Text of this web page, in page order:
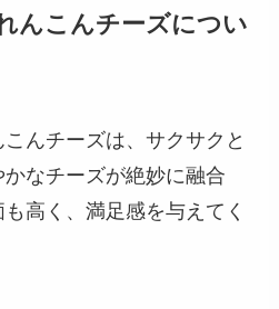
んこんチーズについ
んチーズは、サクサクと
なチーズが絶妙に融合
高く、満足感を与えてく